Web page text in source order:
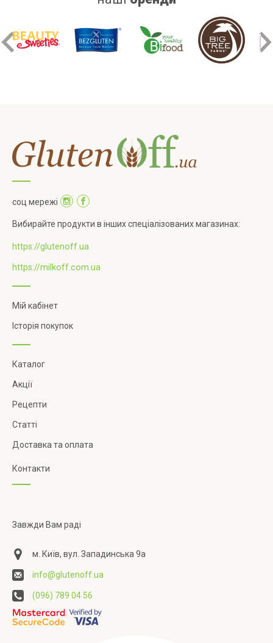
соц мережі
Вибирайте продукти в інших спеціалізованих магазинах:
https://glutenoff.ua
https://milkoff.com.ua
Мій кабінет
Історія покупок
Каталог
Акції
Рецепти
Статті
Доставка та оплата
Контакти
Завжди Вам раді
м. Київ, вул. Западинська 9а
info@glutenoff.ua
(096) 789 04 56